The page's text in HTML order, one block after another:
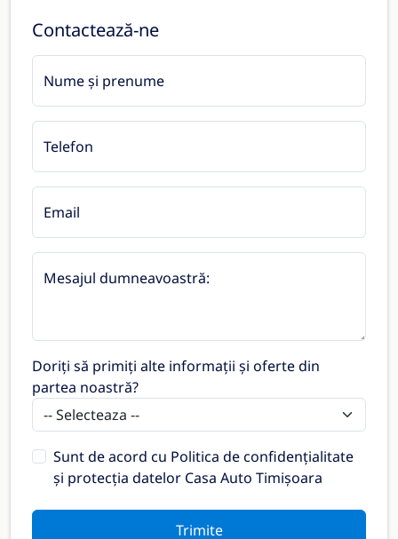
Contactează-ne
Nume și prenume
Telefon
Email
Mesajul dumneavoastră:
Doriți să primiți alte informații și oferte din
partea noastră?
Sunt de acord cu Politica de confidențialitate
și protecția datelor Casa Auto Timișoara
Trimite